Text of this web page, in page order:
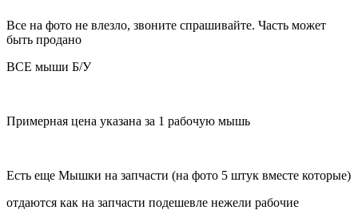
Все на фото не влезло, звоните спрашивайте. Часть может
быть продано
ВСЕ мыши Б/У
Примерная цена указана за 1 рабочую мышь
Есть еще Мышки на запчасти (на фото 5 штук вместе которые)
отдаются как на запчасти подешевле нежели рабочие